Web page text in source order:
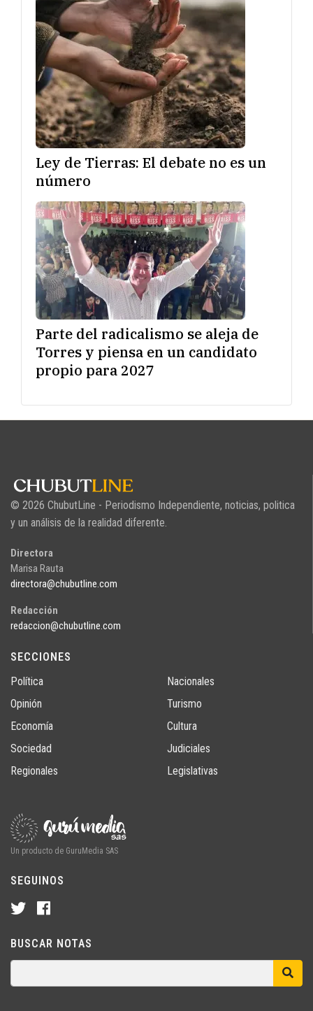
Ley de Tierras: El debate no es un
número
Parte del radicalismo se aleja de
Torres y piensa en un candidato
propio para 2027
© 2026 ChubutLine - Periodismo Independiente, noticias, politica
y un análisis de la realidad diferente.
Directora
Marisa Rauta
directora@chubutline.com
Redacción
redaccion@chubutline.com
SECCIONES
Política
Opinión
Economía
Sociedad
Regionales
Nacionales
Turismo
Cultura
Judiciales
Legislativas
Un producto de GuruMedia SAS
SEGUINOS
BUSCAR NOTAS